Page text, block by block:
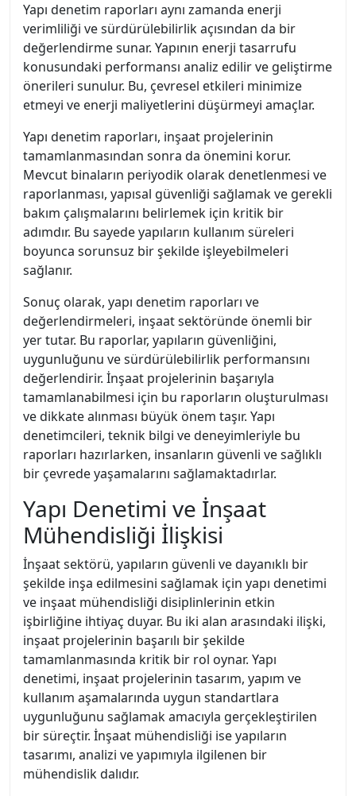
Yapı denetim raporları aynı zamanda enerji
verimliliği ve sürdürülebilirlik açısından da bir
değerlendirme sunar. Yapının enerji tasarrufu
konusundaki performansı analiz edilir ve geliştirme
önerileri sunulur. Bu, çevresel etkileri minimize
etmeyi ve enerji maliyetlerini düşürmeyi amaçlar.
Yapı denetim raporları, inşaat projelerinin
tamamlanmasından sonra da önemini korur.
Mevcut binaların periyodik olarak denetlenmesi ve
raporlanması, yapısal güvenliği sağlamak ve gerekli
bakım çalışmalarını belirlemek için kritik bir
adımdır. Bu sayede yapıların kullanım süreleri
boyunca sorunsuz bir şekilde işleyebilmeleri
sağlanır.
Sonuç olarak, yapı denetim raporları ve
değerlendirmeleri, inşaat sektöründe önemli bir
yer tutar. Bu raporlar, yapıların güvenliğini,
uygunluğunu ve sürdürülebilirlik performansını
değerlendirir. İnşaat projelerinin başarıyla
tamamlanabilmesi için bu raporların oluşturulması
ve dikkate alınması büyük önem taşır. Yapı
denetimcileri, teknik bilgi ve deneyimleriyle bu
raporları hazırlarken, insanların güvenli ve sağlıklı
bir çevrede yaşamalarını sağlamaktadırlar.
Yapı Denetimi ve İnşaat
Mühendisliği İlişkisi
İnşaat sektörü, yapıların güvenli ve dayanıklı bir
şekilde inşa edilmesini sağlamak için yapı denetimi
ve inşaat mühendisliği disiplinlerinin etkin
işbirliğine ihtiyaç duyar. Bu iki alan arasındaki ilişki,
inşaat projelerinin başarılı bir şekilde
tamamlanmasında kritik bir rol oynar. Yapı
denetimi, inşaat projelerinin tasarım, yapım ve
kullanım aşamalarında uygun standartlara
uygunluğunu sağlamak amacıyla gerçekleştirilen
bir süreçtir. İnşaat mühendisliği ise yapıların
tasarımı, analizi ve yapımıyla ilgilenen bir
mühendislik dalıdır.